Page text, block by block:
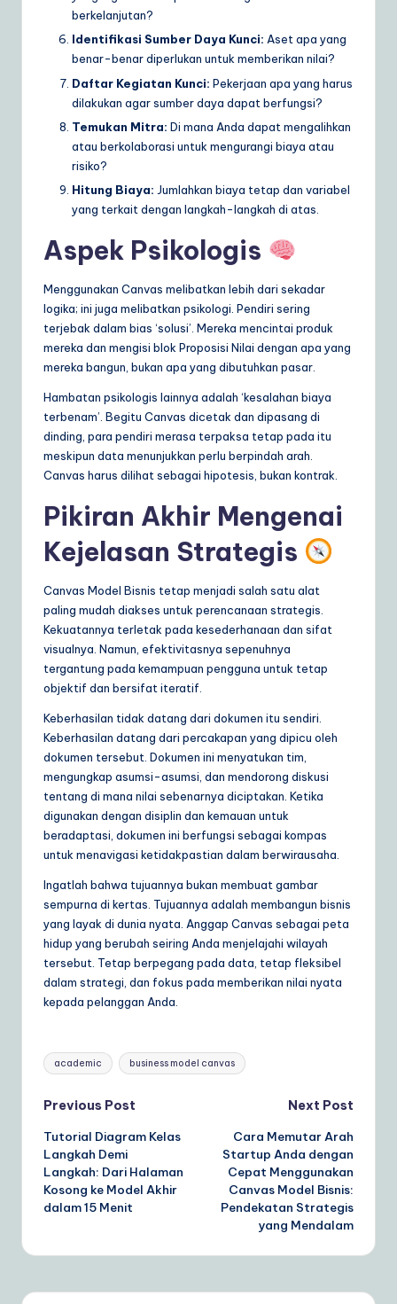
berkelanjutan?
Identifikasi Sumber Daya Kunci: Aset apa yang
benar-benar diperlukan untuk memberikan nilai?
Daftar Kegiatan Kunci: Pekerjaan apa yang harus
dilakukan agar sumber daya dapat berfungsi?
Temukan Mitra: Di mana Anda dapat mengalihkan
atau berkolaborasi untuk mengurangi biaya atau
risiko?
Hitung Biaya: Jumlahkan biaya tetap dan variabel
yang terkait dengan langkah-langkah di atas.
Aspek Psikologis
Menggunakan Canvas melibatkan lebih dari sekadar
logika; ini juga melibatkan psikologi. Pendiri sering
terjebak dalam bias ‘solusi’. Mereka mencintai produk
mereka dan mengisi blok Proposisi Nilai dengan apa yang
mereka bangun, bukan apa yang dibutuhkan pasar.
Hambatan psikologis lainnya adalah ‘kesalahan biaya
terbenam’. Begitu Canvas dicetak dan dipasang di
dinding, para pendiri merasa terpaksa tetap pada itu
meskipun data menunjukkan perlu berpindah arah.
Canvas harus dilihat sebagai hipotesis, bukan kontrak.
Pikiran Akhir Mengenai
Kejelasan Strategis
Canvas Model Bisnis tetap menjadi salah satu alat
paling mudah diakses untuk perencanaan strategis.
Kekuatannya terletak pada kesederhanaan dan sifat
visualnya. Namun, efektivitasnya sepenuhnya
tergantung pada kemampuan pengguna untuk tetap
objektif dan bersifat iteratif.
Keberhasilan tidak datang dari dokumen itu sendiri.
Keberhasilan datang dari percakapan yang dipicu oleh
dokumen tersebut. Dokumen ini menyatukan tim,
mengungkap asumsi-asumsi, dan mendorong diskusi
tentang di mana nilai sebenarnya diciptakan. Ketika
digunakan dengan disiplin dan kemauan untuk
beradaptasi, dokumen ini berfungsi sebagai kompas
untuk menavigasi ketidakpastian dalam berwirausaha.
Ingatlah bahwa tujuannya bukan membuat gambar
sempurna di kertas. Tujuannya adalah membangun bisnis
yang layak di dunia nyata. Anggap Canvas sebagai peta
hidup yang berubah seiring Anda menjelajahi wilayah
tersebut. Tetap berpegang pada data, tetap fleksibel
dalam strategi, dan fokus pada memberikan nilai nyata
kepada pelanggan Anda.
Tags:
academic business model canvas
Post
navigation
Previous Post
Tutorial Diagram Kelas
Langkah Demi
Langkah: Dari Halaman
Kosong ke Model Akhir
dalam 15 Menit
Next Post
Cara Memutar Arah
Startup Anda dengan
Cepat Menggunakan
Canvas Model Bisnis:
Pendekatan Strategis
yang Mendalam